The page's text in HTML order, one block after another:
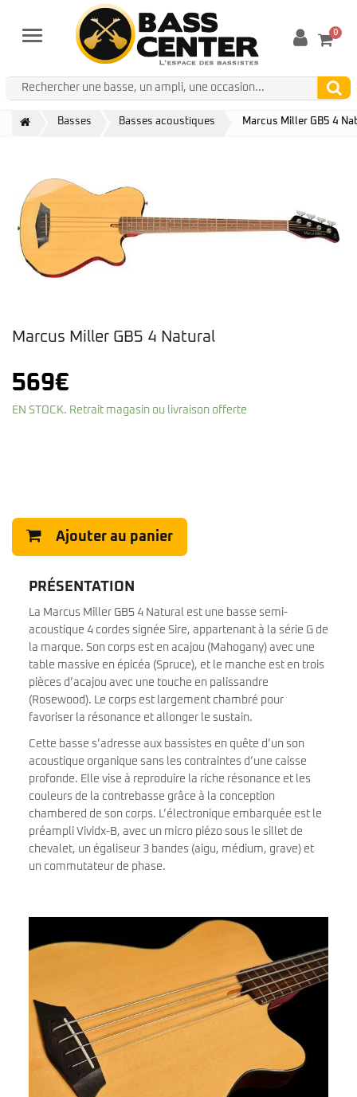
Menu 0
Basses Basses acoustiques Marcus Miller GB5 4
Marcus Miller GB5 4 Natural
569€
EN STOCK. Retrait magasin ou livraison offerte
Ajouter au panier
PRÉSENTATION
La Marcus Miller GB5 4 Natural est une basse semi-
acoustique 4 cordes signée Sire, appartenant à la série G de
la marque. Son corps est en acajou (Mahogany) avec une
table massive en épicéa (Spruce), et le manche est en trois
pièces d’acajou avec une touche en palissandre
(Rosewood). Le corps est largement chambré pour
favoriser la résonance et allonger le sustain.
Cette basse s’adresse aux bassistes en quête d’un son
acoustique organique sans les contraintes d’une caisse
profonde. Elle vise à reproduire la riche résonance et les
couleurs de la contrebasse grâce à la conception
chambered de son corps. L’électronique embarquée est le
préampli Vividx-B, avec un micro piézo sous le sillet de
chevalet, un égaliseur 3 bandes (aigu, médium, grave) et
un commutateur de phase.